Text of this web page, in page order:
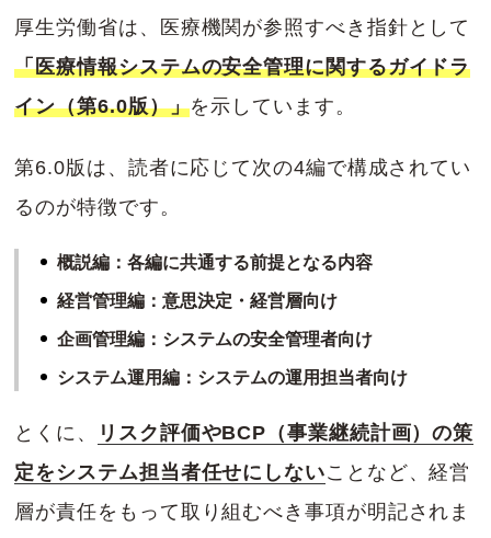
厚生労働省は、医療機関が参照すべき指針として
「医療情報システムの安全管理に関するガイドラ
イン（第6.0版）」を示しています。
第6.0版は、読者に応じて次の4編で構成されてい
るのが特徴です。
概説編 ：各編に共通する前提となる内容
経営管理編 ：意思決定・経営層向け
企画管理編 ：システムの安全管理者向け
システム運用編 ：システムの運用担当者向け
とくに、
リスク評価やBCP（事業継続計画）の策
定をシステム担当者任せにしないことなど、経営
層が責任をもって取り組むべき事項が明記されま